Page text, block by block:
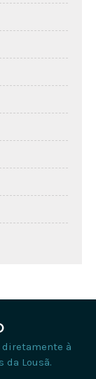
à
da Lousã.